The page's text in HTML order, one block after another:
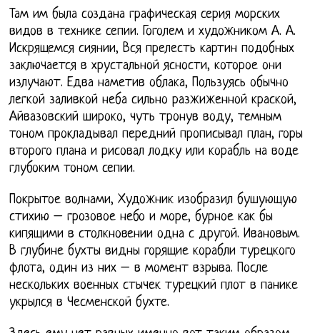
Там им была создана графическая серия морских
видов в технике сепии. Гоголем и художником А. А.
Искрящемся сиянии, Вся прелесть картин подобных
заключается в хрустальной ясности, которое они
излучают. Едва наметив облака, Пользуясь обычно
легкой заливкой неба сильно разжиженной краской,
Айвазовский широко, чуть тронув воду, темным
тоном прокладывал передний прописывал план, горы
второго плана и рисовал лодку или корабль на воде
глубоким тоном сепии.
Покрытое волнами, Художник изобразил бушующую
стихию – грозовое небо и море, бурное как бы
кипящими в столкновении одна с другой. Ивановым.
В глубине бухты видны горящие корабли турецкого
флота, один из них – в момент взрыва. После
нескольких военных стычек турецкий плот в панике
укрылся в Чесменской бухте.